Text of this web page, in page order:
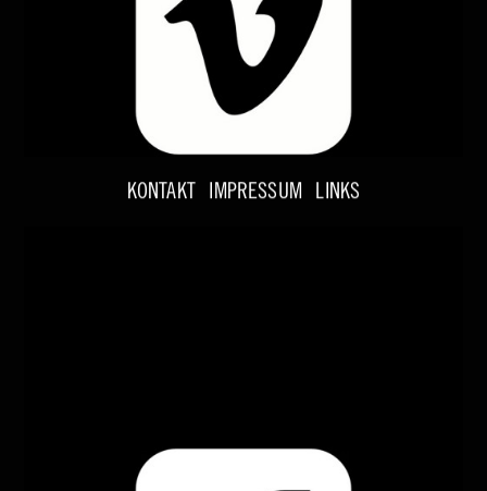
KONTAKT IMPRESSUM LINKS